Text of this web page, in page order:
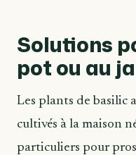
Solutions
pot ou au
Les plants de basilic
cultivés à la maison
particuliers pour